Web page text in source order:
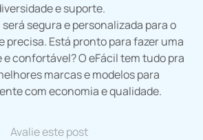
e suporte.
segura e personalizada para o
precisa. Está pronto para fazer uma
confortável? O eFácil tem tudo pra
marcas e modelos para
com economia e qualidade.
Avalie este post